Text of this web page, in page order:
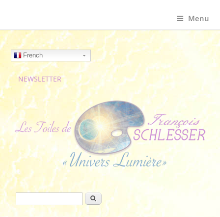
Menu
French
NEWSLETTER
Formulaire de recherche
Rechercher